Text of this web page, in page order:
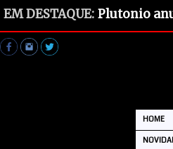
EM DESTAQUE: Plutonio
HOME